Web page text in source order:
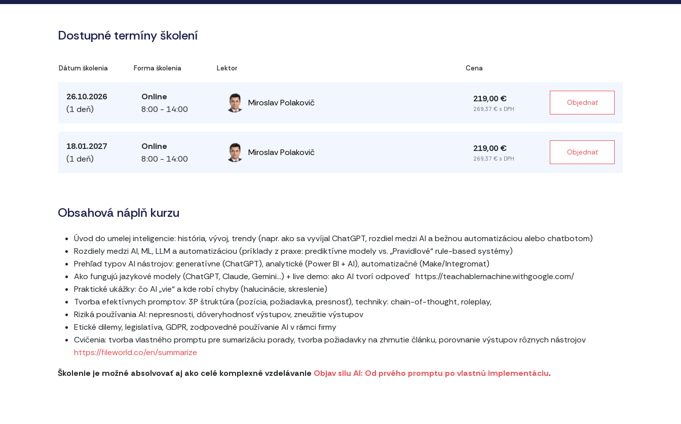
Dostupné termíny školení
Dátum školenia Forma školenia Lektor Cena
26.10.2026
(1 deň)
Online
8:00 - 14:00
Miroslav Polakovič 219,00 €
269,37 € s DPH
Objednať
18.01.2027
(1 deň)
Online
8:00 - 14:00
Miroslav Polakovič 219,00 €
269,37 € s DPH
Objednať
Obsahová náplň kurzu
Úvod do umelej inteligencie: história, vývoj, trendy (napr. ako sa vyvíjal ChatGPT, rozdiel medzi AI a bežnou automatizáciou alebo chatbotom)
Rozdiely medzi AI, ML, LLM a automatizáciou (príklady z praxe: prediktívne modely vs. „Pravidlové“ rule-based systémy)
Prehľad typov AI nástrojov: generatívne (ChatGPT), analytické (Power BI + AI), automatizačné (Make/Integromat)
Ako fungujú jazykové modely (ChatGPT, Claude, Gemini...) + live demo: ako AI tvorí odpoveď https://teachablemachine.withgoogle.com/
Praktické ukážky: čo AI „vie“ a kde robí chyby (halucinácie, skreslenie)
Tvorba efektívnych promptov: 3P štruktúra (pozícia, požiadavka, presnosť), techniky: chain-of-thought, roleplay,
Riziká používania AI: nepresnosti, dôveryhodnosť výstupov, zneužitie výstupov
Etické dilemy, legislatíva, GDPR, zodpovedné používanie AI v rámci firmy
Cvičenia: tvorba vlastného promptu pre sumarizáciu porady, tvorba požiadavky na zhrnutie článku, porovnanie výstupov rôznych nástrojov
https://fileworld.co/en/summarize
Školenie je možné absolvovať aj ako celé komplexné vzdelávanie Objav silu AI: Od prvého promptu po vlastnú implementáciu.